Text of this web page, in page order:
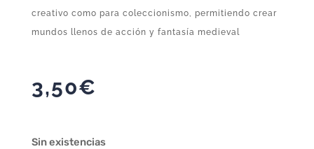
creativo como para coleccionismo, permitiendo crear
mundos llenos de acción y fantasía medieval
3,50€
Sin existencias